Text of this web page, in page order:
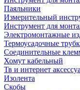
Паяльники
Измерительный
Инструмент для
Электромонтажные
Термоусадочные
Соединительные
Хомут кабельный
Тв и интернет
Изолента
Скобы